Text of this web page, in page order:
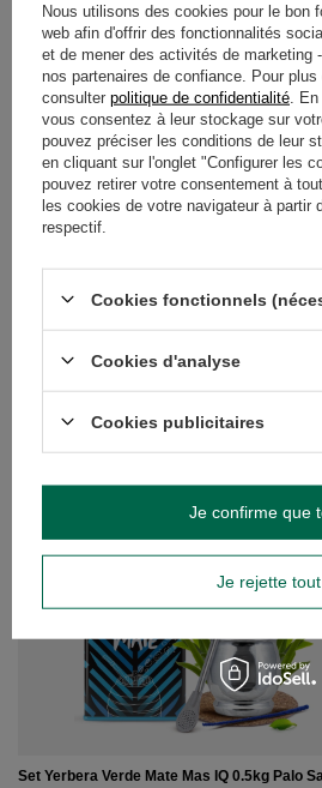
DÉTAILS
AVIS (0)
Avez-vous besoin d'aide ?
répondrons rapidement. Les questions
et les réponses les plus intéressantes
seront publiées pour que d'autres
puissent les consulter.
VOIR
Set Yerbera Verde Mate Mas IQ 0.5kg Palo
Nous utilisons des cookies pour le bon
web afin d'offrir des fonctionnalités
et de mener des activités de marketing
nos partenaires de confiance. Pour
consulter politique de confidentialité .
vous consentez à leur stockage sur
pouvez préciser les conditions de leur
en cliquant sur l'onglet "Configurer les
pouvez retirer votre consentement à
les cookies de votre navigateur à partir
respectif.
Cookies fonctionnels
Cookies d'analyse
Cookies publicitaires
Je rejette tout
Je confirme que